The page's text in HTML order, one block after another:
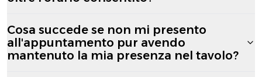
Cosa succede se non mi presento
all'appuntamento pur avendo
mantenuto la mia presenza nel tavolo?